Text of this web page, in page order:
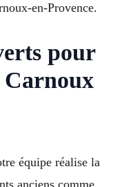
en-Provence.
pour
équipe réalise la
anciens comme